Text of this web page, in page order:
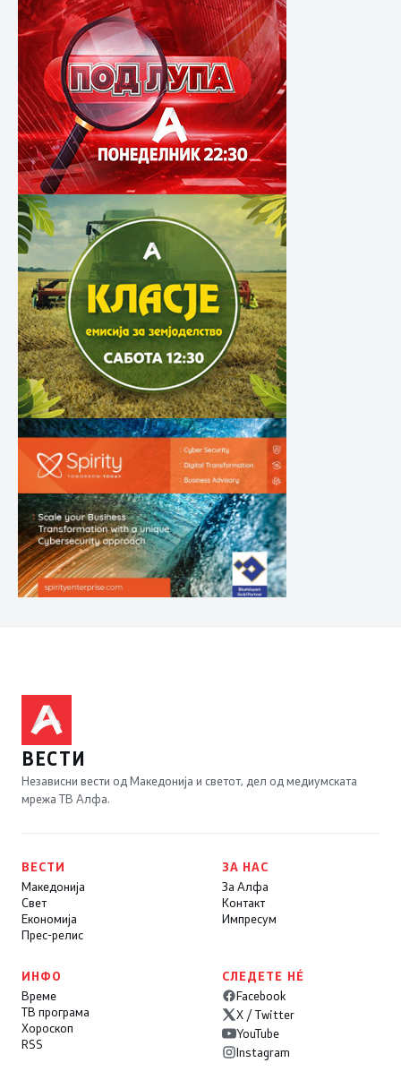
ВЕСТИ
Независни вести од Македонија и светот, дел од медиумската
мрежа ТВ Алфа.
ВЕСТИ
Македонија
Свет
Економија
Прес-релис
ЗА НАС
За Алфа
Контакт
Импресум
ИНФО
Време
ТВ програма
Хороскоп
RSS
СЛЕДЕТЕ НÉ
Facebook
X / Twitter
YouTube
Instagram